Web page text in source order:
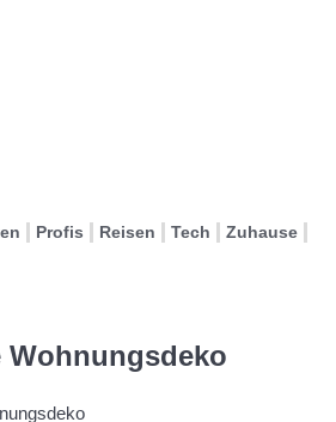
Profis Reisen Tech Zuhause
Wohnungsdeko